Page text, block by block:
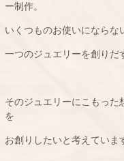
ー制作。
いくつものお使いにならな
一つのジュエリーを創りだ
そのジュエリーにこもった
を
お創りしたいと考えていま